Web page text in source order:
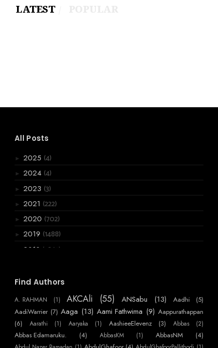
LATEST
All Posts
► 2025 (4)
► 2024 (4)
► 2023 (3)
► 2021 (222)
► 2020 (702)
► 2019 (1488)
2018 (3867)
► November
(199)
► September(361)
▼August(275)
ശ്രീ ജോളിയേന്റിയും..റെജി ചേട്ടനും
Find Authors
A. RAHMAN (1) AKCAli (55) ANSabu (13) Aadhi
(5)
AadiWarrier (7) Aaga (13) Aami Fathwima (9) Aappurathappan
(6)
Aarathi (1) Aaryaka (1) AashieeElevenz (3) Abbas (2)
Abbas Edamaruku. (4) AbbasKM (1) AbbasNM (4)